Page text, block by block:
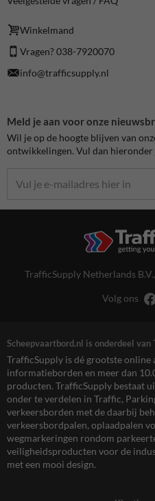
Winkelmand
Vragen? 038-7920070
info@trafficsupply.nl
Meld je aan voor onze
Wil je op de hoogte blijven van
ontwikkelingen. Vul dan hieronder
TrafficSupply Netherlands B.V.,
Volg ons
Scheepvaartbord.nl is onderdeel van
TrafficSupply is dé grootste online
informatieborden en meer dan
producten. TrafficSupply bestaat
onder te verdelen in Traffic,
verkeersborden met de daarbij
verkeersbordpalen, oplaadpalen
wegmarkeringen rondom
veiligheidsproducten voor de
met een mooi design.